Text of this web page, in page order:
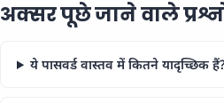
अक्सर पूछे जाने वाले
ये पासवर्ड वास्तव में कितने यादृच्छिक